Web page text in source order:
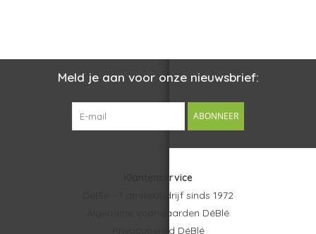
Meld je aan voor onze nieuwsbrief:
ABONNEER
Klantenservice
DéBlé – Familiebedrijf sinds 1972
Algemene voorwaarden DéBlé
Privacybeleid DéBlé